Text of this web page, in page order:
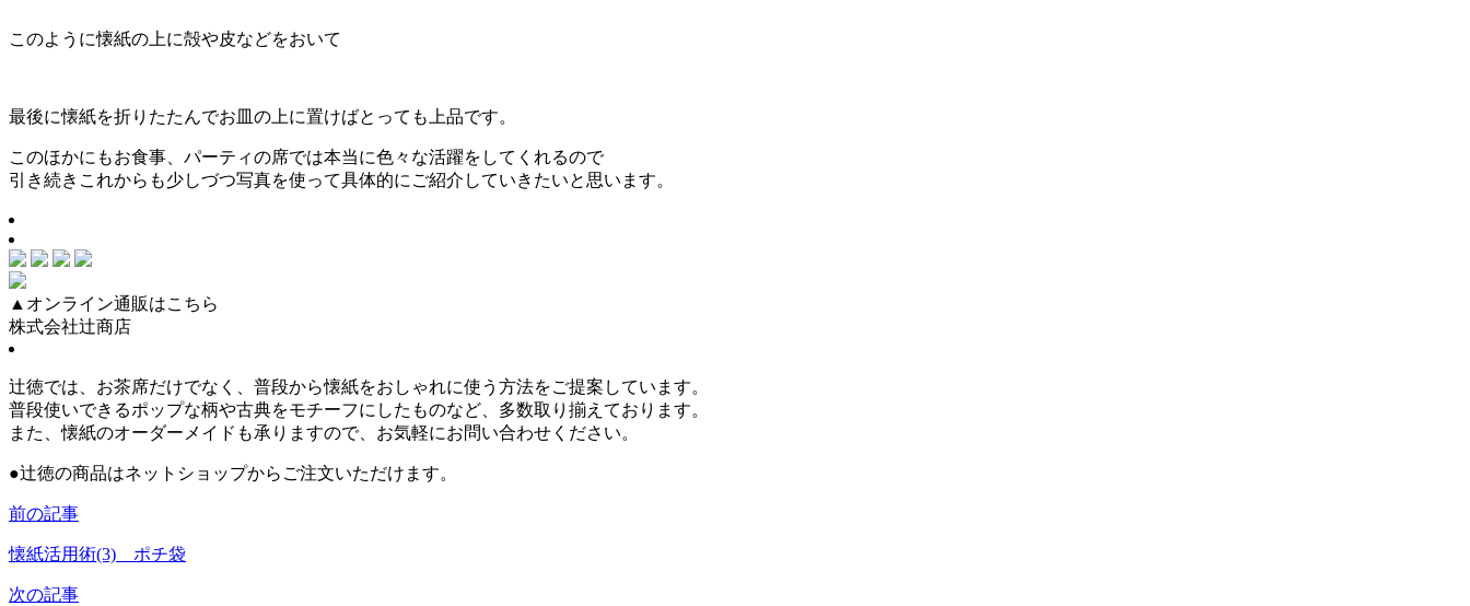
このように懐紙の上に殻や皮などをおいて
最後に懐紙を折りたたんでお皿の上に置けばとっても上品です。
このほかにもお食事、パーティの席では本当に色々な活躍をしてくれるので
引き続きこれからも少しづつ写真を使って具体的にご紹介していきたいと思います。
▲オンライン通販はこちら
株式会社辻商店
辻徳では、お茶席だけでなく、普段から懐紙をおしゃれに使う方法をご提案しています。
普段使いできるポップな柄や古典をモチーフにしたものなど、多数取り揃えております。
また、懐紙のオーダーメイドも承りますので、お気軽にお問い合わせください。
●辻徳の商品はネットショップからご注文いただけます。
前の記事
懐紙活用術(3) ポチ袋
次の記事